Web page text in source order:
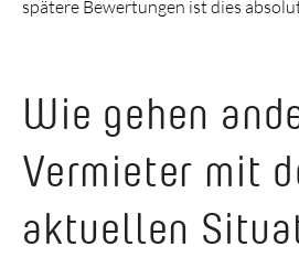
spätere Bewertungen ist dies
Wie gehen
Vermieter mit
aktuellen